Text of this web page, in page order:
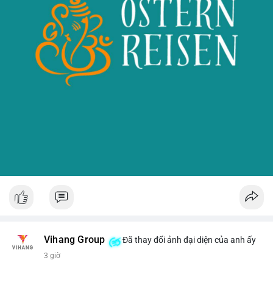
Vihang Group Đã thay đổi ảnh đại diện của anh ấy
3 giờ